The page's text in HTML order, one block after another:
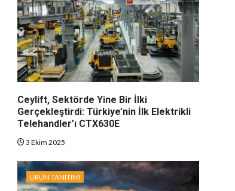
Ceylift, Sektörde Yine Bir İlki
Gerçekleştirdi: Türkiye’nin İlk Elektrikli
Telehandler’ı CTX630E
3 Ekim 2025
ÜRÜN TANITIMI